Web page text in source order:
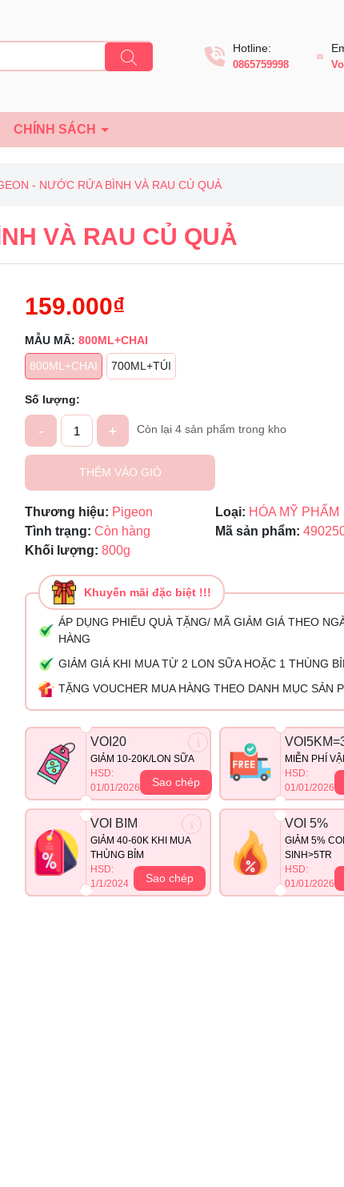
Hotline:
0865759998
CHÍNH SÁCH
- NƯỚC RỬA BÌNH VÀ RAU CỦ QUẢ
VÀ RAU CỦ QUẢ
159.000₫
MẪU MÃ: 800ML+CHAI
800ML+CHAI
700ML+TÚI
Số lượng:
- + Còn lại 4 sản phẩm trong kho
THÊM VÀO GIỎ
Thương hiệu: Pigeon Loại: HÓA MỸ PHẨM
Tình trạng: Còn hàng Mã sản phẩm:
Khối lượng: 800g
Khuyến mãi đặc biệt !!!
ÁP DỤNG PHIẾU QUÀ TẶNG/ MÃ GIẢM GIÁ THEO
HÀNG
GIẢM GIÁ KHI MUA TỪ 2 LON SỮA HOẶC 1 THÙNG
TẶNG VOUCHER MUA HÀNG THEO DANH MỤC SẢN
VOI20
GIẢM 10-20K/LON SỮA
HSD:
01/01/2026
Sao chép
MIỄN PHÍ
HSD:
01/01/2026
VOI BIM
GIẢM 40-60K KHI MUA
THÙNG BỈM
HSD:
1/1/2024
Sao chép
VOI 5%
GIẢM 5%
SINH>5TR
HSD:
01/01/2026
Ngày hết hạn:
Điều kiện: